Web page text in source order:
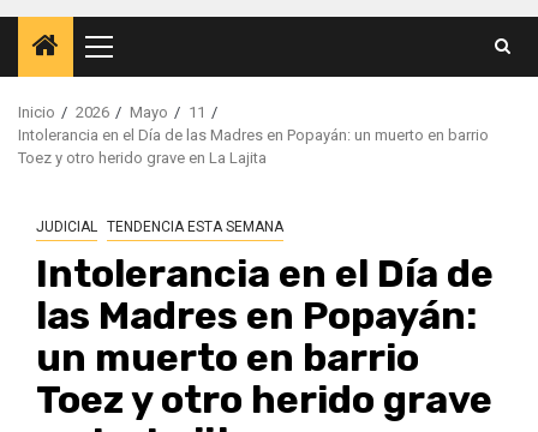
Menú
principal
Inicio 2026 Mayo
11
Intolerancia en el Día de las Madres en Popayán: un muerto en barrio
Toez y otro herido grave en La Lajita
JUDICIAL TENDENCIA ESTA SEMANA
Intolerancia en el Día de
las Madres en Popayán:
un muerto en barrio
Toez y otro herido grave